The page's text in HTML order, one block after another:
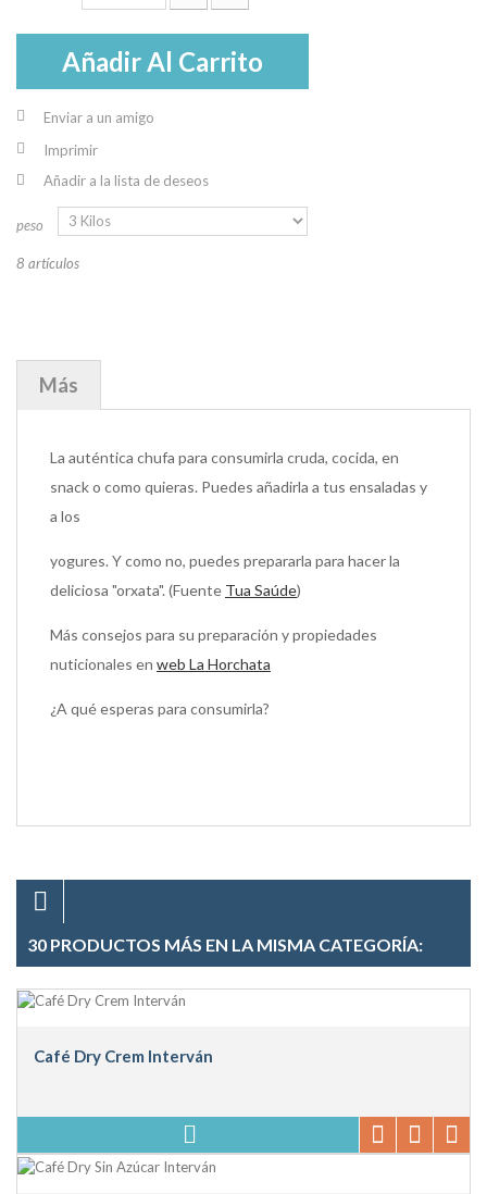
Añadir Al Carrito
Enviar a un amigo
Imprimir
Añadir a la lista de deseos
peso
8 artículos
Más
La auténtica chufa para consumirla cruda, cocida, en
snack o como quieras. Puedes añadirla a tus ensaladas y
a los
yogures. Y como no, puedes prepararla para hacer la
deliciosa "orxata". (Fuente Tua Saúde)
Más consejos para su preparación y propiedades
nuticionales en web La Horchata
¿A qué esperas para consumirla?
30 PRODUCTOS MÁS EN LA MISMA CATEGORÍA:
Café Dry Crem Interván